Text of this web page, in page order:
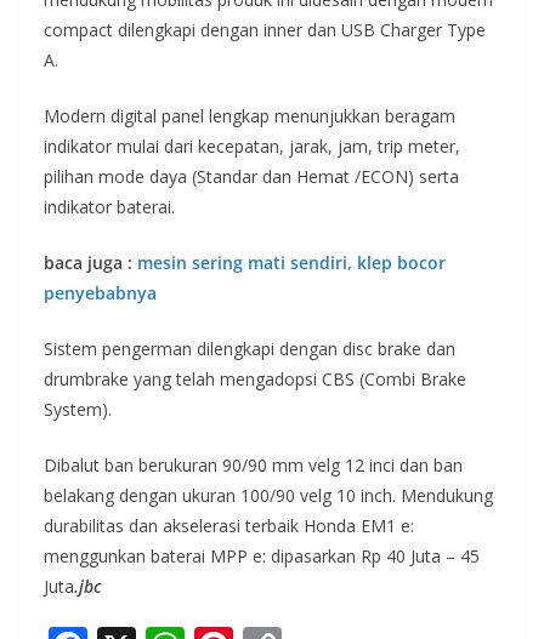
compact dilengkapi dengan inner dan USB Charger Type
A.
Modern digital panel lengkap menunjukkan beragam
indikator mulai dari kecepatan, jarak, jam, trip meter,
pilihan mode daya (Standar dan Hemat /ECON) serta
indikator baterai.
baca juga : mesin sering mati sendiri, klep bocor
penyebabnya
Sistem pengerman dilengkapi dengan disc brake dan
drumbrake yang telah mengadopsi CBS (Combi Brake
System).
Dibalut ban berukuran 90/90 mm velg 12 inci dan ban
belakang dengan ukuran 100/90 velg 10 inch. Mendukung
durabilitas dan akselerasi terbaik Honda EM1 e:
menggunkan baterai MPP e: dipasarkan Rp 40 Juta – 45
Juta.jbc